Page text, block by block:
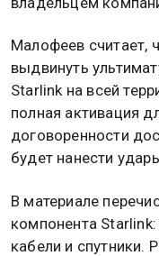
Малофеев считает,
выдвинуть
Starlink на всей
полная активация
договоренности
будет нанести
В материале
компонента
кабели и спутники.